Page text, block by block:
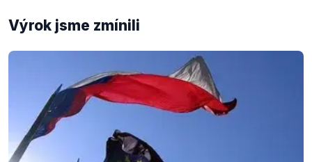
Výrok jsme zmínili